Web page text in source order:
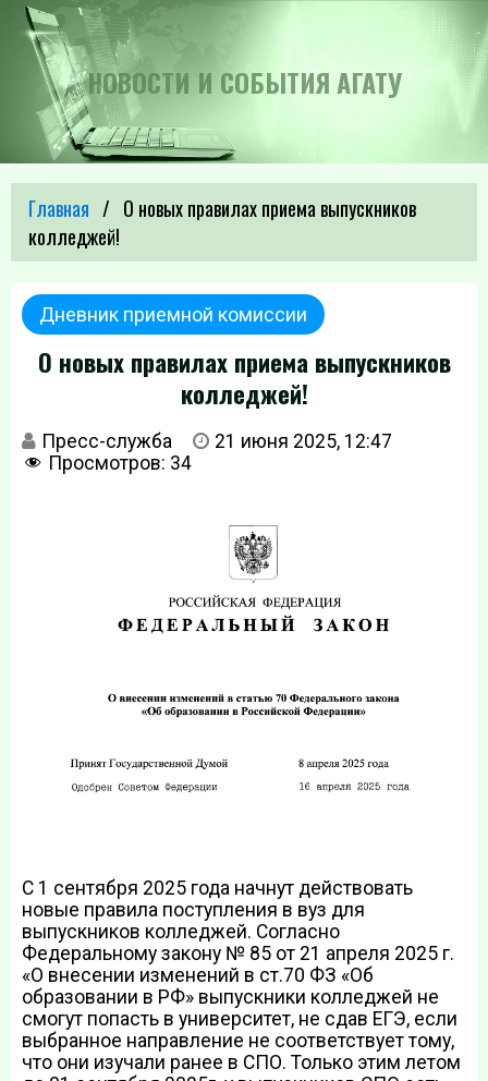
НОВОСТИ И СОБЫТИЯ АГАТУ
Главная
О новых правилах приема выпускников
колледжей!
Дневник приемной комиссии
О новых правилах приема выпускников
колледжей!
Пресс-служба
21 июня 2025, 12:47
Просмотров: 34
С 1 сентября 2025 года начнут действовать
новые правила поступления в вуз для
выпускников колледжей. Согласно
Федеральному закону № 85 от 21 апреля 2025 г.
«О внесении изменений в ст.70 ФЗ «Об
образовании в РФ» выпускники колледжей не
смогут попасть в университет, не сдав ЕГЭ, если
выбранное направление не соответствует тому,
что они изучали ранее в СПО. Только этим летом